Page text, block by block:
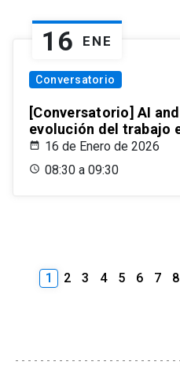
16 ENE
Conversatorio
[Conversatorio] AI
evolución del trabajo
16 de Enero de 2026
08:30 a 09:30
1 2 3 4 5 6 7 8